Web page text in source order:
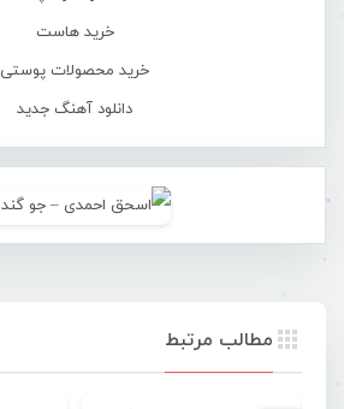
خرید هاست
خرید محصولات پوستی
دانلود آهنگ جدید
مطالب مرتبط